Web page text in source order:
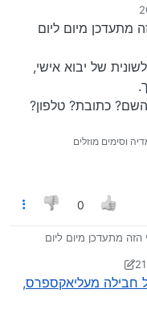
מתעדכן מיום ליום
של יבוא אישי,
כתובת? טלפון?
וסימים מוזלים
0
הזה מתעדכן מיום ליום
של יבוא אישי,
השם? כתובת? טלפון?
חבילה מעליאקספרס,